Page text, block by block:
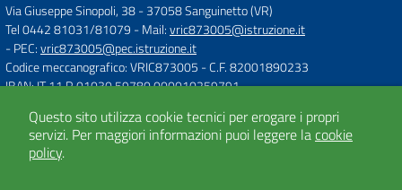
Via Giuseppe Sinopoli, 38-37058 Sanguinetto (VR)
Tel 0442 81031/81079 - Mail:vric873005@istruzione.it
- PEC:vric873005@pec.istruzione.it
Codice meccanografico: VRIC873005 - C.F. 82001890233
IBAN: IT 11 R 01030 59780 000010259791
Concept & Design by
Designers Italia
Questo sito utilizza cookie tecnici per erogare i propri
servizi. Per maggiori informazioni puoi leggere la cookie
policy.